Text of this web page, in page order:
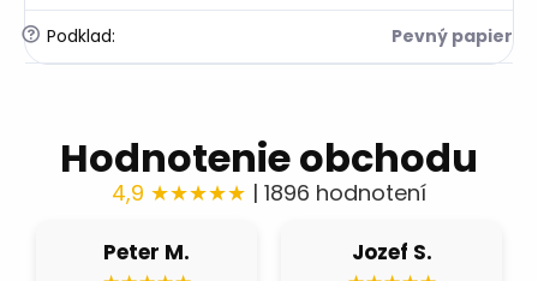
? Podklad: Pevný papier
Hodnotenie obchodu
4,9 ★★★★★ | 1896 hodnotení